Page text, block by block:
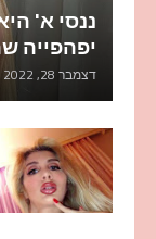
ננסי א'
יפהפייה
דצמבר 28, 2022